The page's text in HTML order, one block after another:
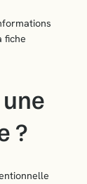
fiche
?